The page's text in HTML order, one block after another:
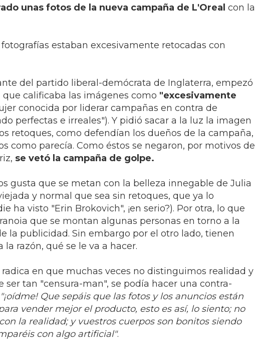
unas fotos de la nueva campaña de L'Oreal con la
estaban excesivamente retocadas con
del partido liberal-demócrata de Inglaterra, empezó
calificaba las imágenes como "excesivamente
conocida por liderar campañas en contra de
perfectas e irreales"). Y pidió sacar a la luz la imagen
retoques, como defendían los dueños de la campaña,
como parecía. Como éstos se negaron, por motivos de
se vetó la campaña de golpe.
gusta que se metan con la belleza innegable de Julia
y normal que sea sin retoques, que ya lo
ha visto "Erin Brokovich", ¡en serio?). Por otra, lo que
que se montan algunas personas en torno a la
la publicidad. Sin embargo por el otro lado, tienen
razón, qué se le va a hacer.
en que muchas veces no distinguimos realidad y
ser tan "censura-man", se podía hacer una contra-
"¡oídme! Que sepáis que las fotos y los anuncios están
vender mejor el producto, esto es así, lo siento; no
la realidad; y vuestros cuerpos son bonitos siendo
con algo artificial".